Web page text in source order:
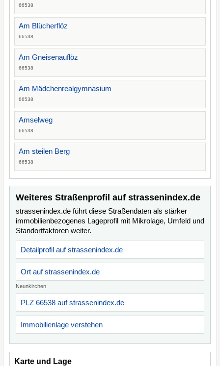
66538
Am Blücherflöz
66538
Am Gneisenauflöz
66538
Am Mädchenrealgymnasium
66538
Amselweg
66538
Am steilen Berg
66538
Weiteres Straßenprofil auf strassenindex.de
strassenindex.de führt diese Straßendaten als stärker
immobilienbezogenes Lageprofil mit Mikrolage, Umfeld und
Standortfaktoren weiter.
Detailprofil auf strassenindex.de
Ort auf strassenindex.de
Neunkirchen
PLZ 66538 auf strassenindex.de
Immobilienlage verstehen
Karte und Lage